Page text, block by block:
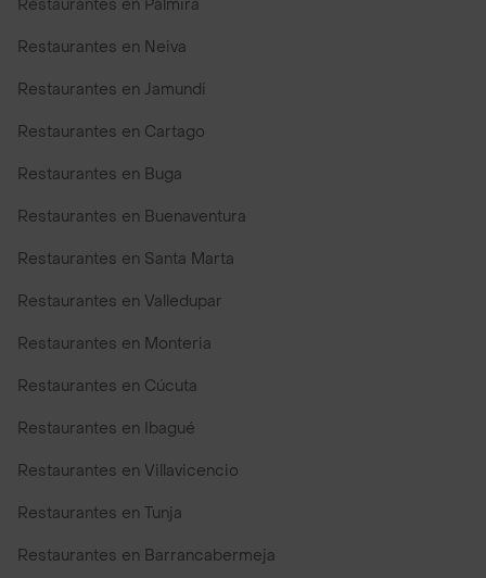
Restaurantes en Palmira
Restaurantes en Neiva
Restaurantes en Jamundi
Restaurantes en Cartago
Restaurantes en Buga
Restaurantes en Buenaventura
Restaurantes en Santa Marta
Restaurantes en Valledupar
Restaurantes en Monteria
Restaurantes en Cúcuta
Restaurantes en Ibagué
Restaurantes en Villavicencio
Restaurantes en Tunja
Restaurantes en Barrancabermeja